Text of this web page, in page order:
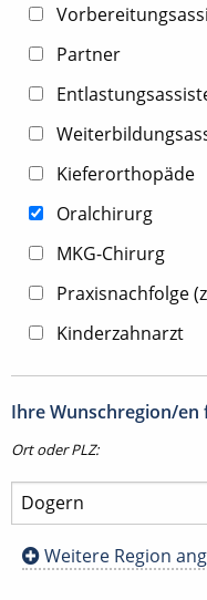
Partner
Kieferorthopäde
Oralchirurg
MKG-Chirurg
Praxisnachfolge
Kinderzahnarzt
Ihre Wunschregion/en
Ort oder PLZ:
Weitere Region